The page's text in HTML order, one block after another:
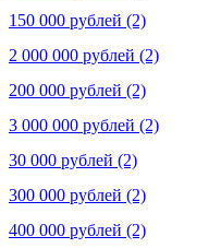
150 000 рублей (2)
2 000 000 рублей (2)
200 000 рублей (2)
3 000 000 рублей (2)
30 000 рублей (2)
300 000 рублей (2)
400 000 рублей (2)